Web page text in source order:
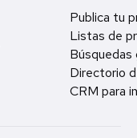
Publica tu
Listas de
Búsquedas
Directorio
CRM para